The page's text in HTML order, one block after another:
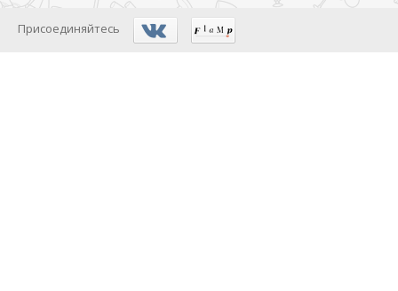
Присоединяйтесь